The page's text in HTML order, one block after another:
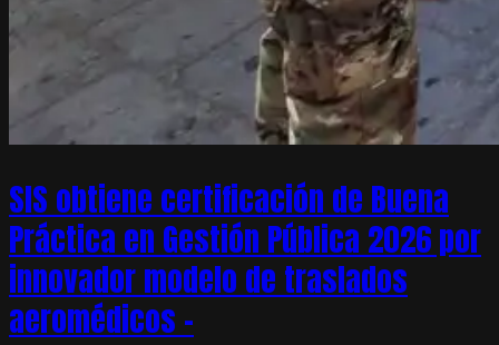
SIS obtiene certificación de Buena
Práctica en Gestión Pública 2026 por
innovador modelo de traslados
aeromédicos –